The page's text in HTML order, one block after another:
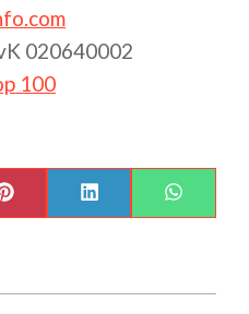
020640002
100
PINTEREST LINKEDIN